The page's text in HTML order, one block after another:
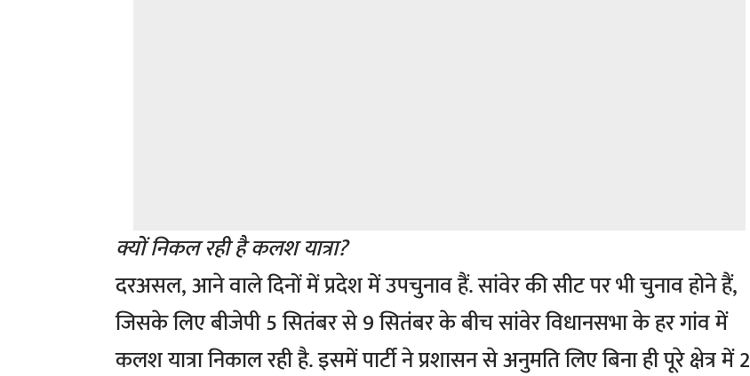
क्यों निकल रही है कलश यात्रा?
दरअसल, आने वाले दिनों में प्रदेश में उपचुनाव हैं. सांवेर की सीट पर भी चुनाव होने हैं,
जिसके लिए बीजेपी 5 सितंबर से 9 सितंबर के बीच सांवेर विधानसभा के हर गांव में
कलश यात्रा निकाल रही है. इसमें पार्टी ने प्रशासन से अनुमति लिए बिना ही पूरे क्षेत्र में 2